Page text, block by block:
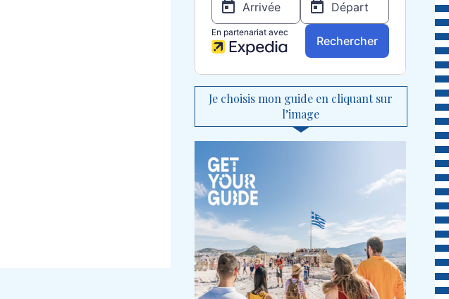
Je choisis mon guide en cliquant sur
l’image